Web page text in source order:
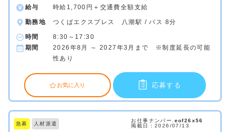
給与 時給1,700円＋交通費全額支給
勤務地 つくばエクスプレス 八潮駅 / バス 8分
時間
8:30～17:30
期間
2026年8月 ～ 2027年3月まで ※制度延長の可能
性あり
お気に入り 応募する
急募 人材派遣
お仕事ナンバー. eof26x56
掲載日：2026/07/13